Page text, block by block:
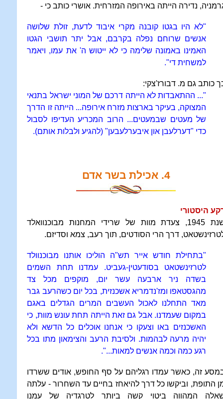
נדירה הייתה באירופה המזרחית. אושרי כותב כי -
"לא היו בגטו קובנה מקרי איבוד לדעת, זולת שלושה
אנשים שרוחם נפלה בקרבם, אבל יתר תושבי הגטו
האמינו באמונה שלימה כי לא ייטוש ה' את עמו, ויאמר
למשחית די".
כותב גם מ. דבורז'צקי:
"... ההתאבדות לא הייתה דרכם של המוני ישראל בתנאי
המצוקה, בעיקר בארצות מזרח אירופה... הייתה זו הדרך
של מעטים שבמעטים... הרוב המכריע העדיפו לסבול
כדי "דערלעבן און איבערלעבען" (להגיע ולבלות אותם).
4. אכילת בשר אדם
היסטורי
שנת 1945, צעדת מוות של שרידי המחנות מבוכנוואלד
דרך הרי הסודטים, תוך רעב, צמא וסדיזם.
"בתחילת חודש אייר תש"ה הוליכו אותנו מבוכנוולד
לטרזינשטאט בסודעטין-געביט. עמדנו תחת השמים
בשדה ניר ארבעה עשר יום, מוקפים מכל צד
מהגסטאפו ומז'נדמריא אשכנזית, בכל יום כשהרעב גבר
מאד התחלנו לאכול העשבים המרים הגדלים באגם
במקום שעמדנו. אבל גם זאת הייתה תחת עונש מוות, כי
האשכנזים באו וצעקו כי אנחנו אוכלים כל הדשא ולא
יהיה מרעה לבהמות. ולסיבת הרעב והצימאון מתו בכל
רגע כמה וכמה אנשים למאות...".
זה, כאשר עמדו רגליהם על סף החופש, אודים ששרדו
התופת, וביקשו כל דרך להיאחז בחיים עד השחרור - עלתה
המהווה ביטוי קשה ביותר לטרגדיה של עמנו